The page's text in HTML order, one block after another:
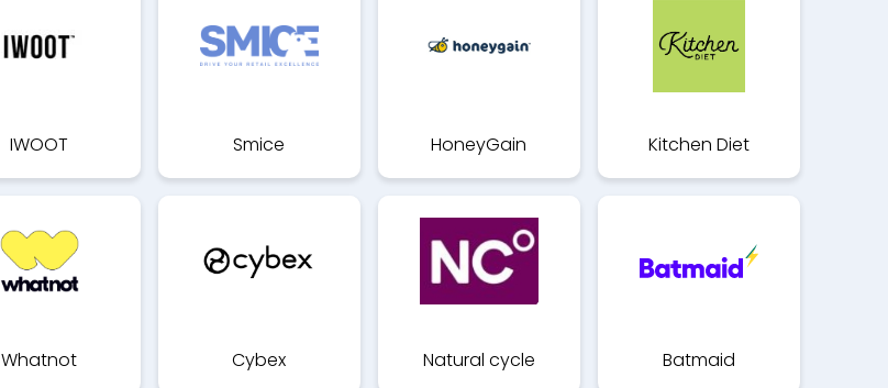
IWOOT Smice HoneyGain Kitchen Diet
Whatnot Cybex Natural cycle Batmaid